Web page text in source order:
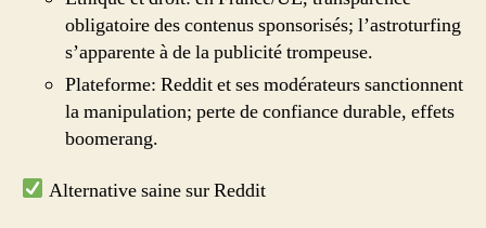
obligatoire des contenus sponsorisés; l’astroturfing
s’apparente à de la publicité trompeuse.
Plateforme: Reddit et ses modérateurs sanctionnent
la manipulation; perte de confiance durable, effets
boomerang.
Alternative saine sur Reddit